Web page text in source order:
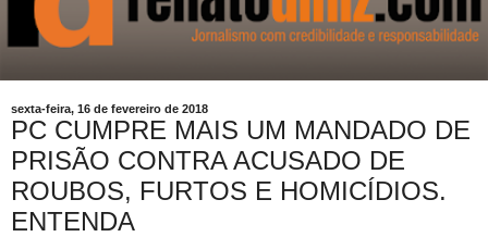
sexta-feira, 16 de fevereiro de 2018
PC CUMPRE MAIS UM MANDADO DE
PRISÃO CONTRA ACUSADO DE
ROUBOS, FURTOS E HOMICÍDIOS.
ENTENDA